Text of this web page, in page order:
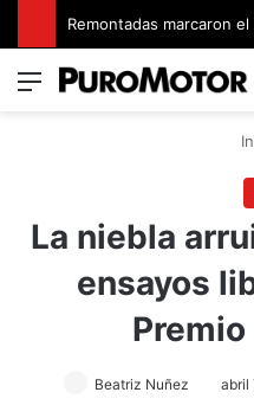
Menú
La niebla
ensayos
Beatriz Nuñez abril